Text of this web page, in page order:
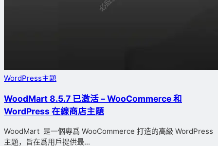
WordPress主題
WoodMart 8.5.7 已激活 – WooCommerce 和
WordPress 在線商店主題
WoodMart 是一個專爲 WooCommerce 打造的高級 WordPress
主題，旨在爲用戶提供最...